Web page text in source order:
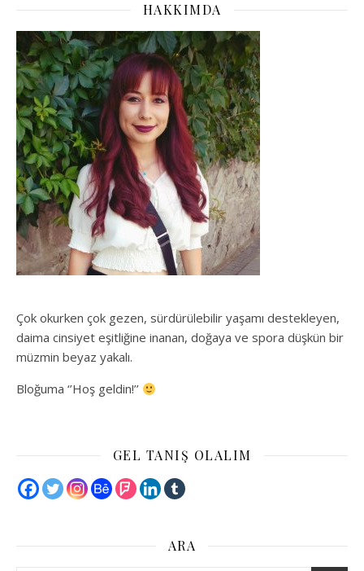
HAKKIMDA
Çok okurken çok gezen, sürdürülebilir yaşamı destekleyen,
daima cinsiyet eşitliğine inanan, doğaya ve spora düşkün bir
müzmin beyaz yakalı.
Bloğuma ‘’Hoş geldin!’’
GEL TANIŞ OLALIM
ARA